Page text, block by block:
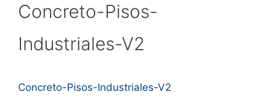
Concreto-Pisos-
Industriales-V2
Concreto-Pisos-Industriales-V2